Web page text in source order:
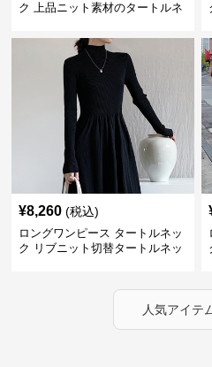
ク 上品ニット素材のタートルネ
¥8,260 (税込)
ロングワンピース タートルネッ
ク リブニット切替タートルネッ
人気アイテ